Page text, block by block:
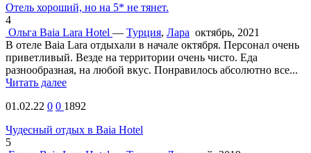
Отель хороший, но на 5* не тянет.
4
Ольга Baia Lara Hotel — Турция, Лара октябрь, 2021
В отеле Baia Lara отдыхали в начале октября. Персонал очень
приветливый. Везде на территории очень чисто. Еда
разнообразная, на любой вкус. Понравилось абсолютно все...
Читать далее
01.02.22 0 0 1892
Чудесный отдых в Baia Hotel
5